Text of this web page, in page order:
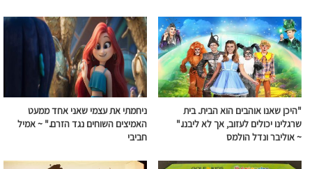
"היכן שאנו אוהבים הוא הבית. בית
שרגלינו יכולים לעזוב, אך לא ליבנו."
~ אוליבר ונדל הולמס
ניחמתי את עצמי שאני אחד ממעט
האמיצים השוחים נגדהזרם." ~ אמיל
חביבי